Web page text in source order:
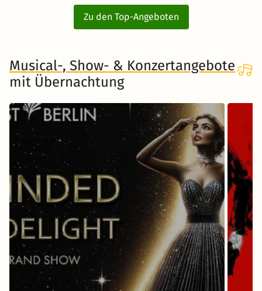
Zu den Top-Angeboten
Musical-, Show- & Konzertangebote
mit Übernachtung